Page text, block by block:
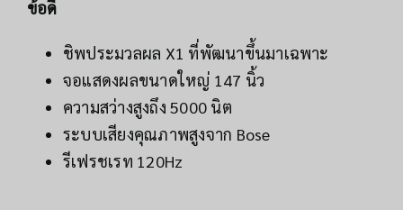
ข้อดี
ชิพประมวลผล X1 ที่พัฒนาขึ้นมาเฉพาะ
จอแสดงผลขนาดใหญ่ 147 นิ้ว
ความสว่างสูงถึง 5000 นิต
ระบบเสียงคุณภาพสูงจาก Bose
รีเฟรชเรท 120Hz